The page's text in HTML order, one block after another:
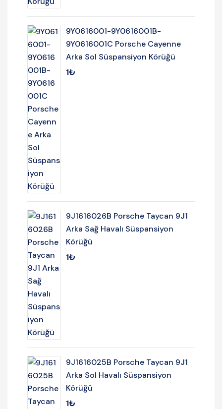
9Y0616001-9Y0616001B-
9Y0616001C Porsche Cayenne
Arka Sol Süspansiyon Körüğü
1₺
9J1616026B Porsche Taycan 9J1
Arka Sağ Havalı Süspansiyon
Körüğü
1₺
9J1616025B Porsche Taycan 9J1
Arka Sol Havalı Süspansiyon
Körüğü
1₺